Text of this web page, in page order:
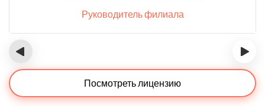
Руководитель филиала
‹ ›
Посмотреть лицензию